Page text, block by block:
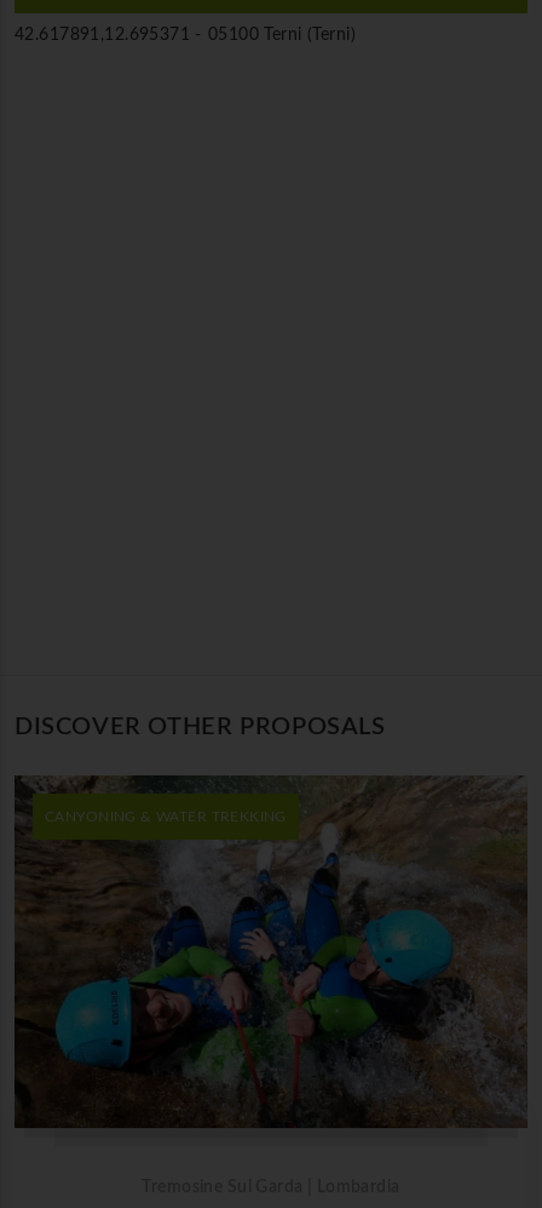
42.617891,12.695371 - 05100 Terni (Terni)
DISCOVER OTHER PROPOSALS
CANYONING & WATER TREKKING